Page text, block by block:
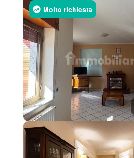
Molto richiesta